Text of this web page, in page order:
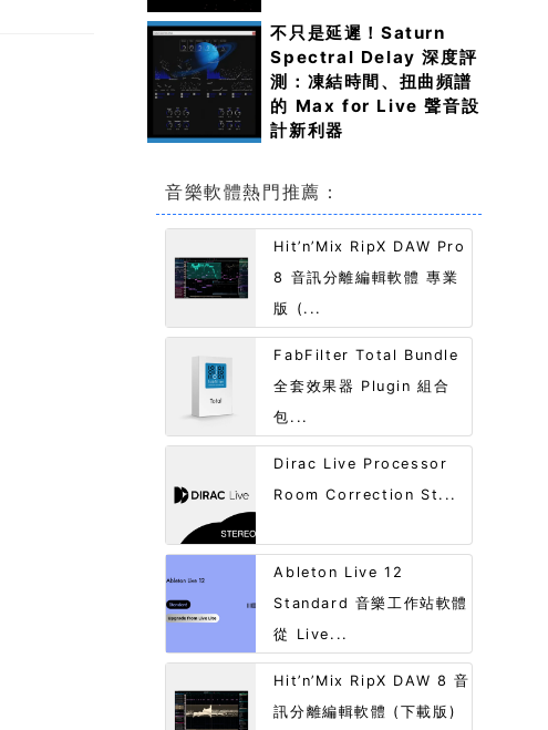
不只是延遲！Saturn
Spectral Delay 深度評
測：凍結時間、扭曲頻譜
的 Max for Live 聲音設
計新利器
音樂軟體熱門推薦：
Hit’n’Mix RipX DAW Pro
8 音訊分離編輯軟體 專業
版 (...
FabFilter Total Bundle
全套效果器 Plugin 組合
包...
Dirac Live Processor
Room Correction St...
Ableton Live 12
Standard 音樂工作站軟體
從 Live...
Hit’n’Mix RipX DAW 8 音
訊分離編輯軟體 (下載版)